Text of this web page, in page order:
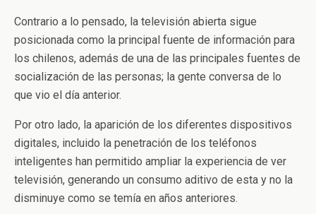
Contrario a lo pensado, la televisión abierta sigue
posicionada como la principal fuente de información para
los chilenos, además de una de las principales fuentes de
socialización de las personas; la gente conversa de lo
que vio el día anterior.
Por otro lado, la aparición de los diferentes dispositivos
digitales, incluido la penetración de los teléfonos
inteligentes han permitido ampliar la experiencia de ver
televisión, generando un consumo aditivo de esta y no la
disminuye como se temía en años anteriores.